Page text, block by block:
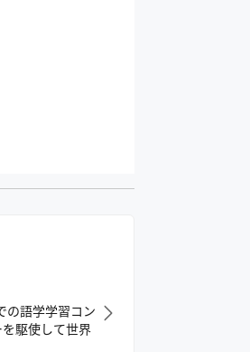
の語学学習コン
駆使して世界